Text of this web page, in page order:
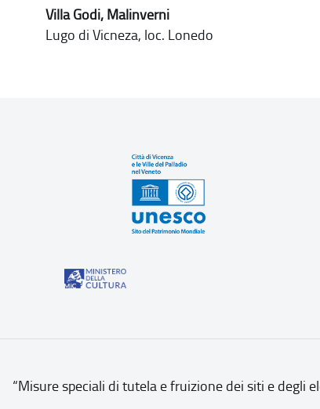
Villa Godi, Malinverni
Lugo di Vicneza, loc. Lonedo
“Misure speciali di tutela e fruizione dei siti e degli